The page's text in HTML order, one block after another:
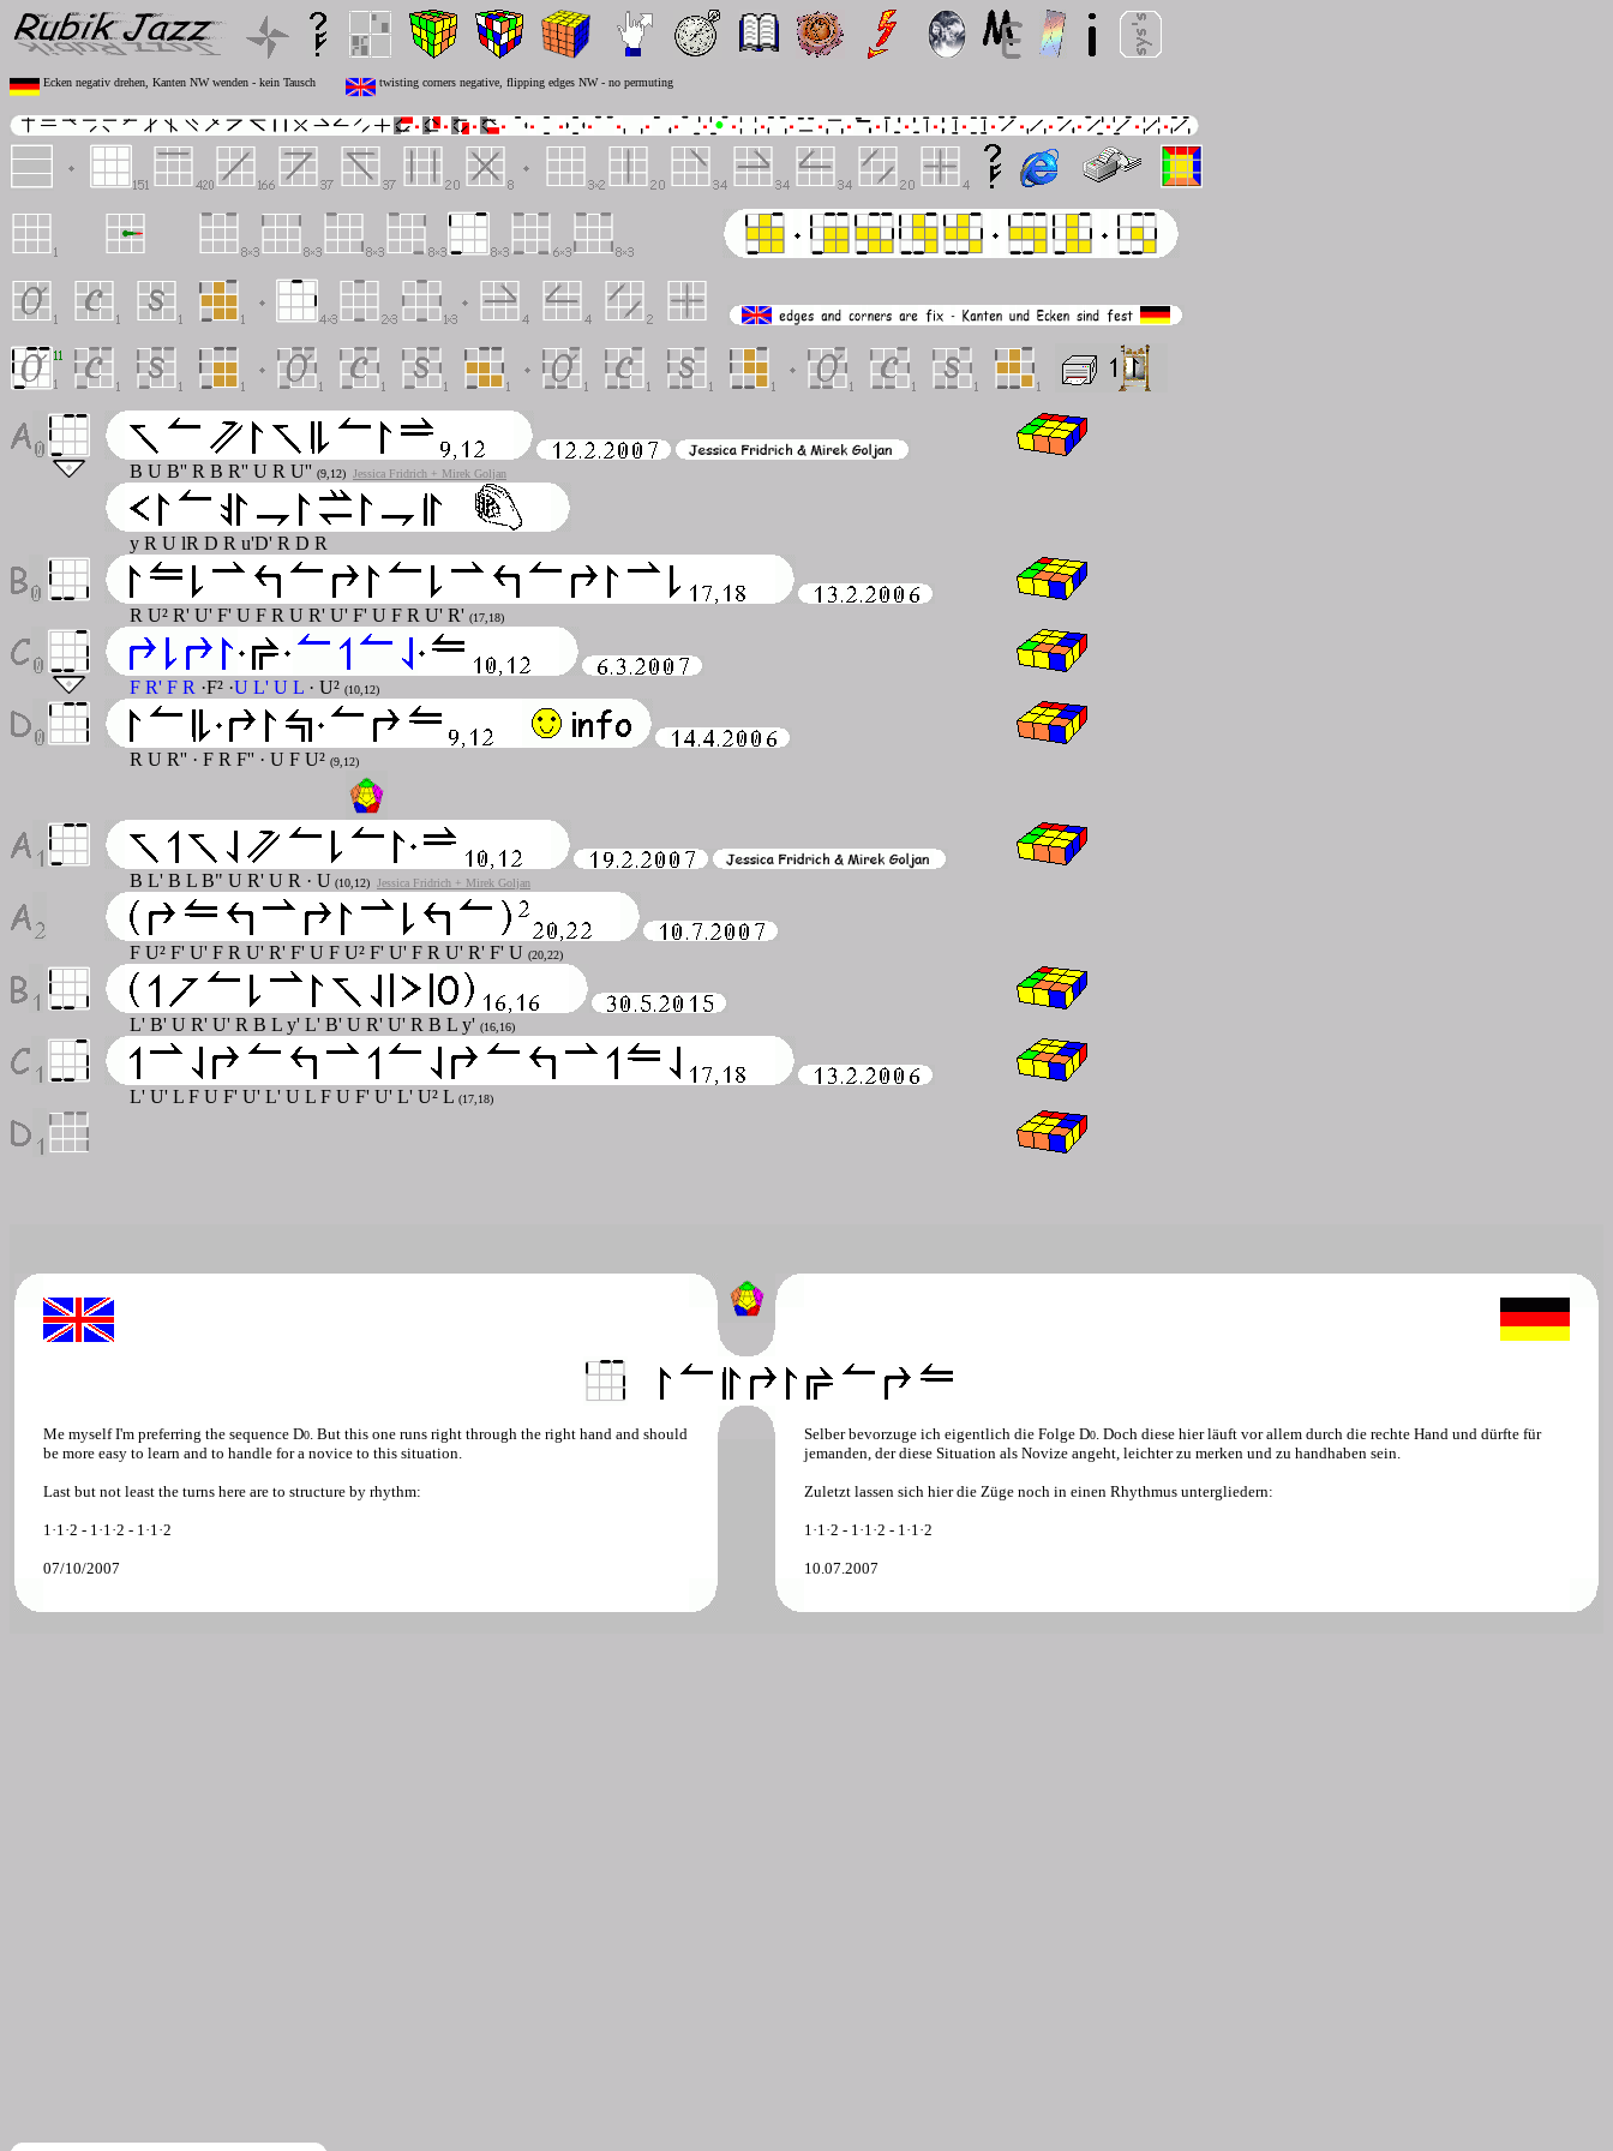
Ecken negativ drehen, Kanten NW wenden - kein Tausch twisting corners negative, flipping edges NW - no permuting
B U B'' R B R'' U R U'' (9,12) Jessica Fridrich + Mirek Goljan
y R U lR D R u'D' R D R
R U² R' U' F' U F R U R' U' F' U F R U' R' (17,18)
F R' F R ·F² ·U L' U L · U² (10,12)
R U R'' · F R F'' · U F U² (9,12)
B L' B L B" U R' U R · U (10,12) Jessica Fridrich + Mirek Goljan
F U² F' U' F R U' R' F' U F U² F' U' F R U' R' F' U (20,22)
L' B' U R' U' R B L y' L' B' U R' U' R B L y' (16,16)
L' U' L F U F' U' L' U L F U F' U' L' U² L (17,18)
Me myself I'm preferring the sequence D0. But this one runs right through the right hand and should
be more easy to learn and to handle for a novice to this situation.
Last but not least the turns here are to structure by rhythm:
1·1·2 - 1·1·2 - 1·1·2
Selber bevorzuge ich eigentlich die Folge D0. Doch diese hier läuft vor allem durch die rechte Hand und dürfte für
jemanden, der diese Situation als Novize angeht, leichter zu merken und zu handhaben sein.
Zuletzt lassen sich hier die Züge noch in einen Rhythmus untergliedern:
1·1·2 - 1·1·2 - 1·1·2
07/10/2007 10.07.2007